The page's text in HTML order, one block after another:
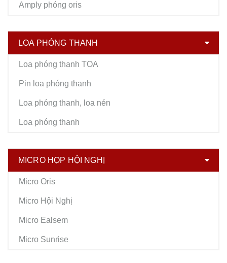
Amply phóng oris
LOA PHÓNG THANH
Loa phóng thanh TOA
Pin loa phóng thanh
Loa phóng thanh, loa nén
Loa phóng thanh
MICRO HỌP HỘI NGHỊ
Micro Oris
Micro Hội Nghị
Micro Ealsem
Micro Sunrise